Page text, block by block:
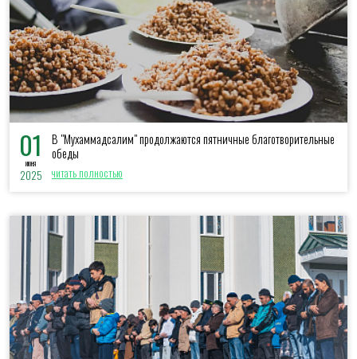
01
июня
2025
В "Мухаммадсалим" продолжаются пятничные благотворительные
обеды
читать полностью